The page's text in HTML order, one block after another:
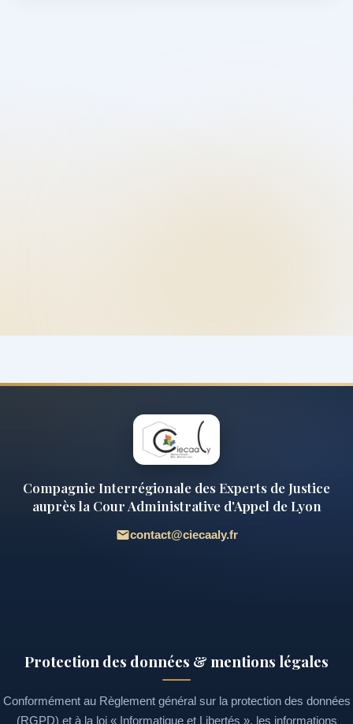
Compagnie Interrégionale des Experts de Justice
auprès la Cour Administrative d'Appel de Lyon
contact@ciecaaly.fr
Protection des données & mentions légales
Conformément au Règlement général sur la protection des données
(RGPD) et à la loi « Informatique et Libertés », les informations